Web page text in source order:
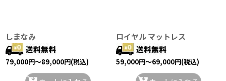
しまなみ
79,000円～89,000円(税込)
ロイヤル マットレス
59,000円～69,000円(税込)